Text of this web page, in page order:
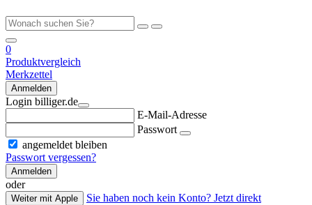
0
Produktvergleich
Merkzettel
Anmelden
Login billiger.de
E-Mail-Adresse
Passwort
angemeldet bleiben
Passwort vergessen?
Anmelden
oder
Weiter mit Apple
Sie haben noch kein Konto? Jetzt direkt